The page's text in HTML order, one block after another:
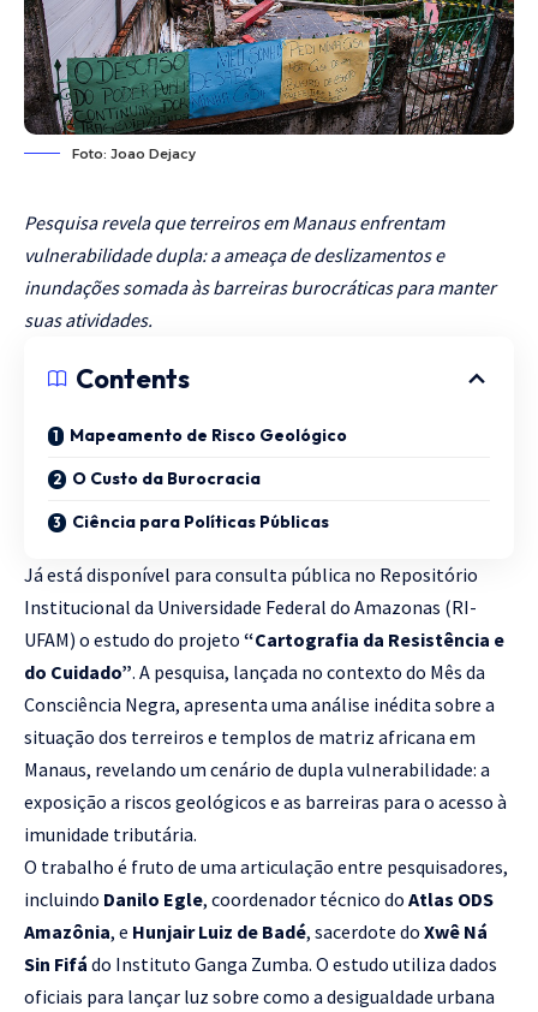
Foto: Joao Dejacy
Pesquisa revela que terreiros em Manaus enfrentam
vulnerabilidade dupla: a ameaça de deslizamentos e
inundações somada às barreiras burocráticas para manter
suas atividades.
Contents
Mapeamento de Risco Geológico
O Custo da Burocracia
Ciência para Políticas Públicas
Já está disponível para consulta pública no Repositório
Institucional da Universidade Federal do Amazonas (RI-
UFAM) o estudo do projeto “Cartografia da Resistência e
do Cuidado”. A pesquisa, lançada no contexto do Mês da
Consciência Negra, apresenta uma análise inédita sobre a
situação dos terreiros e templos de matriz africana em
Manaus, revelando um cenário de dupla vulnerabilidade: a
exposição a riscos geológicos e as barreiras para o acesso à
imunidade tributária.
O trabalho é fruto de uma articulação entre pesquisadores,
incluindo Danilo Egle, coordenador técnico do Atlas ODS
Amazônia, e Hunjair Luiz de Badé, sacerdote do Xwê Ná
Sin Fifá do Instituto Ganga Zumba. O estudo utiliza dados
oficiais para lançar luz sobre como a desigualdade urbana